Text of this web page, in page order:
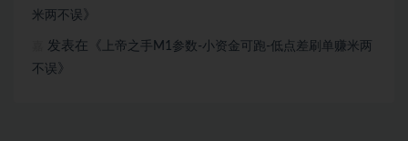
米两不误 》
发表在《
上帝之手M1参数-小资金可跑-低点差刷单赚米两
不误 》